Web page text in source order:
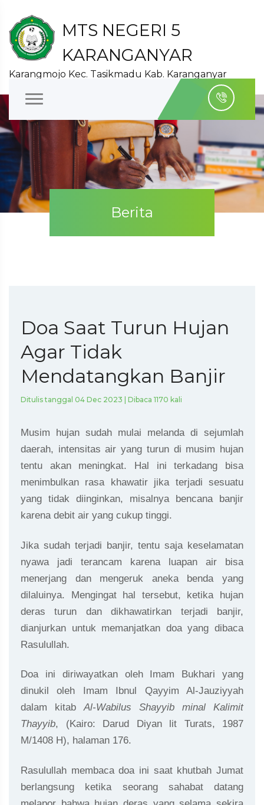
MTS NEGERI 5
KARANGANYAR
Karangmojo Kec. Tasikmadu Kab. Karanganyar
Berita
Doa Saat Turun Hujan
Agar Tidak
Mendatangkan Banjir
Ditulis tanggal 04 Dec 2023 | Dibaca 1170 kali
Musim hujan sudah mulai melanda di sejumlah
daerah, intensitas air yang turun di musim hujan
tentu akan meningkat. Hal ini terkadang bisa
menimbulkan rasa khawatir jika terjadi sesuatu
yang tidak diinginkan, misalnya bencana banjir
karena debit air yang cukup tinggi.
Jika sudah terjadi banjir, tentu saja keselamatan
nyawa jadi terancam karena luapan air bisa
menerjang dan mengeruk aneka benda yang
dilaluinya. Mengingat hal tersebut, ketika hujan
deras turun dan dikhawatirkan terjadi banjir,
dianjurkan untuk memanjatkan doa yang dibaca
Rasulullah.
Doa ini diriwayatkan oleh Imam Bukhari yang
dinukil oleh Imam Ibnul Qayyim Al-Jauziyyah
dalam kitabAl-Wabilus Shayyib minal Kalimit
Thayyib, (Kairo: Darud Diyan lit Turats, 1987
M/1408 H), halaman 176.
Rasulullah membaca doa ini saat khutbah Jumat
berlangsung ketika seorang sahabat datang